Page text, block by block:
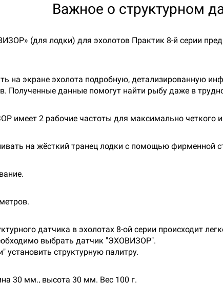
Важное о структурном
(для лодки) для эхолотов Практик 8-й серии
на экране эхолота подробную, детализированную
Полученные данные помогут найти рыбу даже в
имеет 2 рабочие частоты для максимально четкого
на жёсткий транец лодки с помощью фирменной
датчика в эхолотах 8-ой серии происходит
выбрать датчик "ЭХОВИЗОР".
установить структурную палитру.
30 мм., высота 30 мм. Вес 100 г.